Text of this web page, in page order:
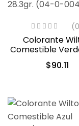
Colorante
Comestible
28.3gr. (04-0-
$90.11